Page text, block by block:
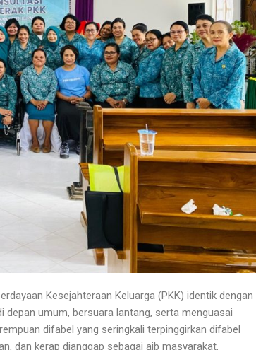
Kesejahteraan Keluarga (PKK) identik dengan
depan umum, bersuara lantang, serta menguasai
difabel yang seringkali terpinggirkan difabel
dan kerap dianggap sebagai aib masyarakat.